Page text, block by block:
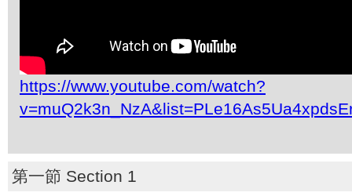
https://www.youtube.com/watch?
第一節 Section 1